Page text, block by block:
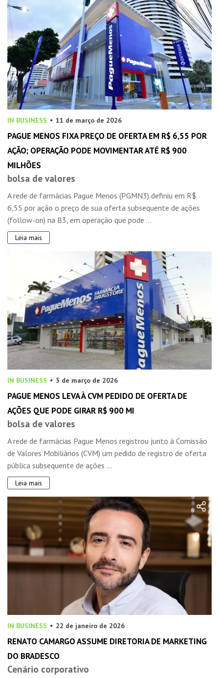
IN BUSINESS 11 de março de 2026
PAGUE MENOS FIXA PREÇO DE OFERTA EM R$ 6,55 POR
AÇÃO; OPERAÇÃO PODE MOVIMENTAR ATÉ R$ 900
MILHÕES
bolsa de valores
A rede de farmácias Pague Menos (PGMN3) definiu em R$
6,55 por ação o preço de sua oferta subsequente de ações
(follow-on) na B3, em operação que pode ...
Leia mais
IN BUSINESS 3 de março de 2026
PAGUE MENOS LEVA À CVM PEDIDO DE OFERTA DE
AÇÕES QUE PODE GIRAR R$ 900 MI
bolsa de valores
A rede de farmácias Pague Menos registrou junto à Comissão
de Valores Mobiliários (CVM) um pedido de registro de oferta
pública subsequente de ações ...
Leia mais
IN BUSINESS 22 de janeiro de 2026
RENATO CAMARGO ASSUME DIRETORIA DE MARKETING
DO BRADESCO
Cenário corporativo